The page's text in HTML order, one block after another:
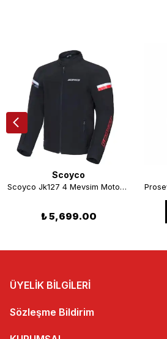
Scoyco
Scoyco Jk127 4 Mevsim Motosiklet Montu
₺ 5,699.00
ÜYELİK BİLGİLERİ
Sözleşme Bildirim